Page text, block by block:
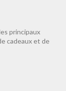
principaux
cadeaux et de